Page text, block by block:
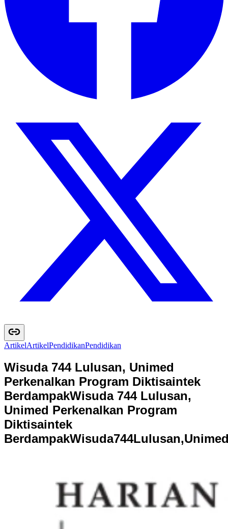
ArtikelArtikelPendidikanPendidikan
Wisuda 744 Lulusan, Unimed
Perkenalkan Program Diktisaintek
BerdampakWisuda 744 Lulusan,
Unimed Perkenalkan Program
Diktisaintek
BerdampakWisuda744Lulusan,Unime